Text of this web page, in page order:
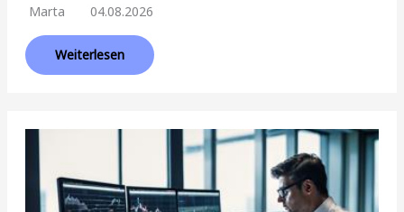
Marta 04.08.2026
Weiterlesen